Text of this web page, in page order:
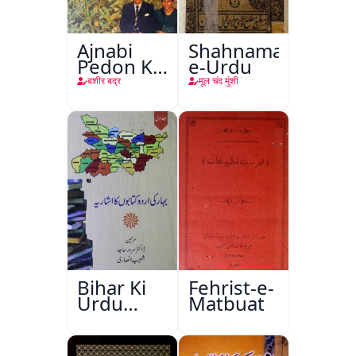
Ajnabi
Pedon Ke
Saye
बशीर बद्र
Shahnama-
e-Urdu
मूल चंद मुंशी
Bihar Ki
Urdu
Kitabon
Ka
Fehrist-e-
Matbuat